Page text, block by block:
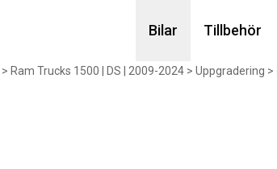
Bilar Tillbehör
> Ram Trucks 1500 | DS | 2009-2024 > Uppgradering >